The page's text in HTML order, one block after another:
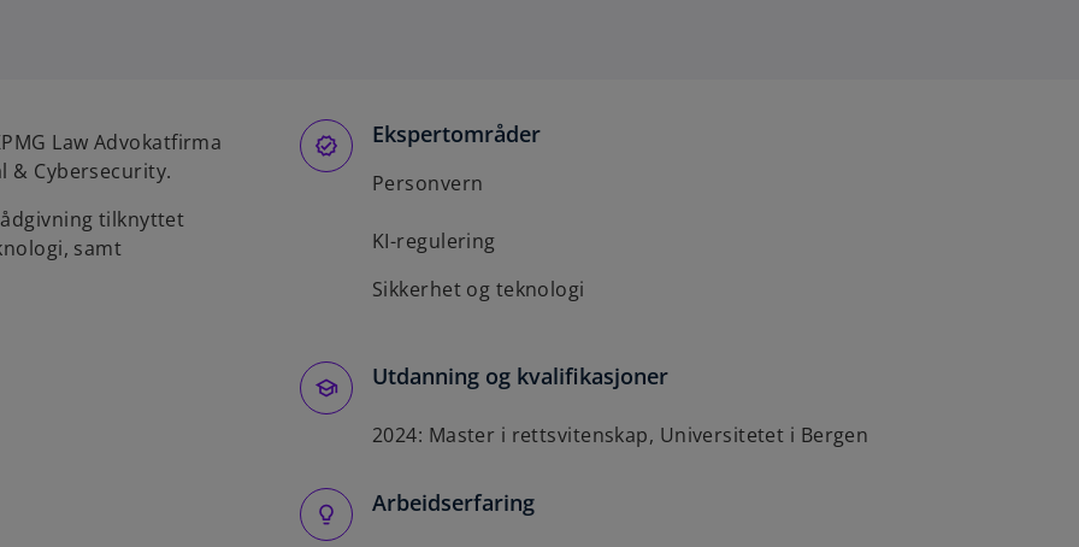
Law Advokatfirma
& Cybersecurity.
tilknyttet
samt
Ekspertområder
Personvern
KI-regulering
Sikkerhet og teknologi
Utdanning og kvalifikasjoner
2024: Master i rettsvitenskap, Universitetet i Bergen
Arbeidserfaring